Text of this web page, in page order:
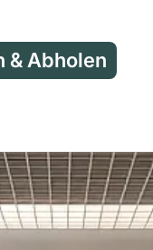
Reservieren & Abholen